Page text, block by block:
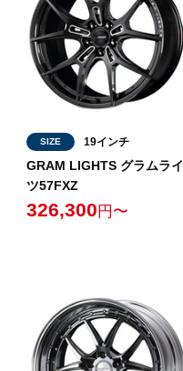
SIZE 19インチ
GRAM LIGHTS グラムライ
ツ57FXZ
326,300 円〜